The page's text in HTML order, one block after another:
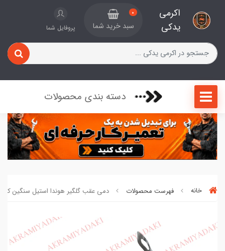
اکرمی
یدکی
0
سبد خرید شما پروفایل شما
دسته بندی محصولات
خانه فهرست محصولات دمی عقب گلگیر هوندا استیل سنگین کد 007